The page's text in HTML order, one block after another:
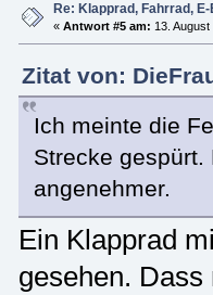
Re: Klapprad, Fahrrad,
« Antwort #5 am: 13.
Zitat von:
Ich meinte die
Strecke gespürt.
angenehmer.
Ein Klapprad
gesehen.